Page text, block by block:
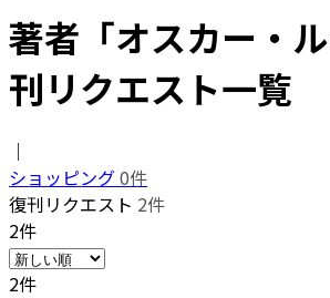
著者「オスカー・
刊リクエスト一覧
｜
ショッピング0件
復刊リクエスト 2件
2件
2件